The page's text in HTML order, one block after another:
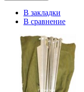
В закладки
В сравнение